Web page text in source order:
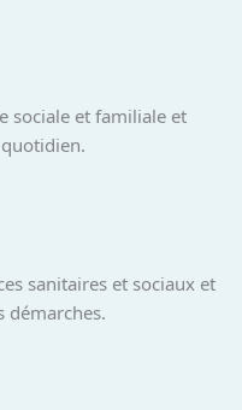
sociale et familiale et
sanitaires et sociaux et
démarches.